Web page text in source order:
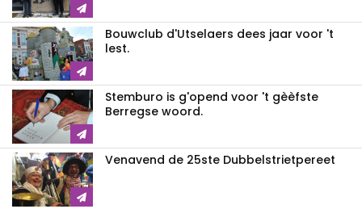
Bouwclub d'Utselaers dees jaar voor 't
lest.
Stemburo is g'opend voor 't gèèfste
Berregse woord.
Venavend de 25ste Dubbelstrietpereet